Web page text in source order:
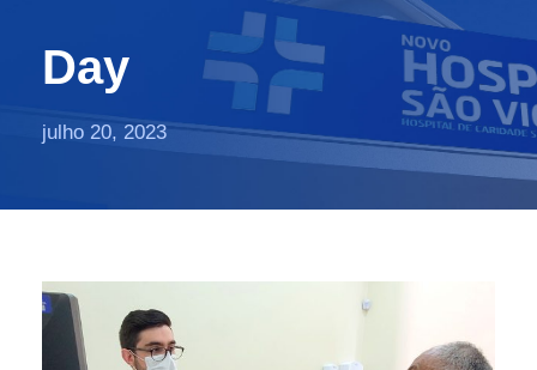
Day
julho 20, 2023